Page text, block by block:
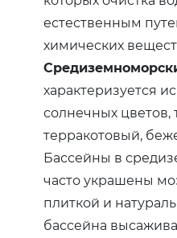
естественным
химических
характеризуется
солнечных цветов,
терракотовый,
Бассейны в
часто украшены
плиткой и
бассейна